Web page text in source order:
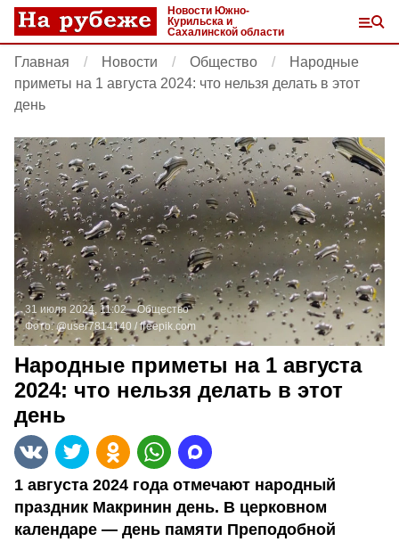
Новости Южно-
Курильска и
Сахалинской области
Главная Новости Общество
Народные
приметы на 1 августа 2024: что нельзя делать в этот
день
31 июля 2024, 11:02
Общество
Фото:@user7814140 / freepik.com
Народные приметы на 1 августа
2024: что нельзя делать в этот
день
1 августа 2024 года отмечают народный
праздник Макринин день. В церковном
календаре — день памяти Преподобной